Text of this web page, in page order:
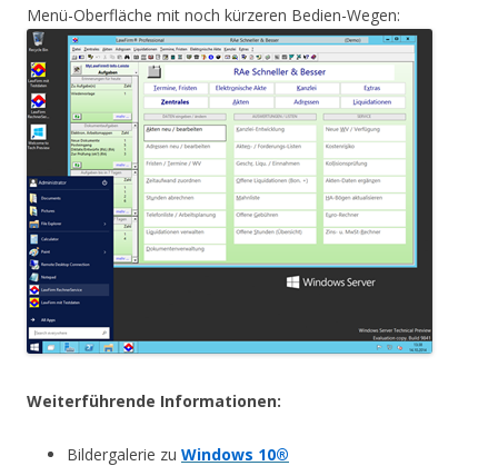
Menü-Oberfläche mit noch kürzeren Bedien-Wegen:
Weiterführende Informationen:
Bildergalerie zu Windows 10®